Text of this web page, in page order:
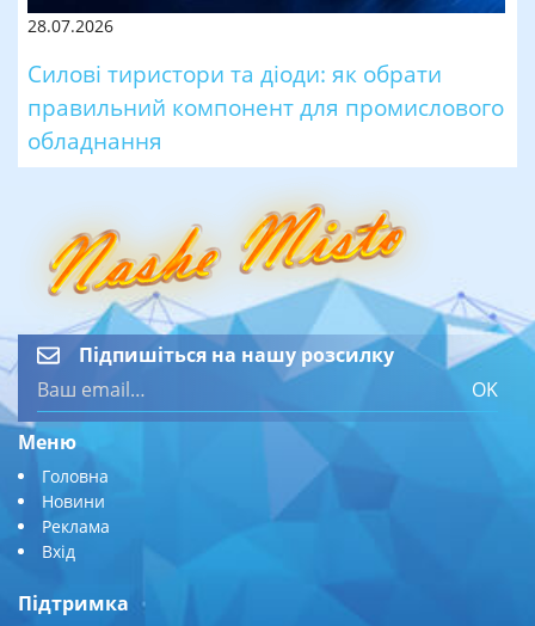
28.07.2026
Силові тиристори та діоди: як обрати
правильний компонент для промислового
обладнання
Підпишіться на нашу розсилку
OK
Меню
Головна
Новини
Реклама
Вхід
Підтримка